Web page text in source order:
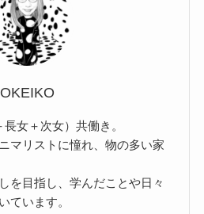
OKEIKO
女＋次女）共働き。
マリストに憧れ、物の多い家
を目指し、学んだことや日々
ています。